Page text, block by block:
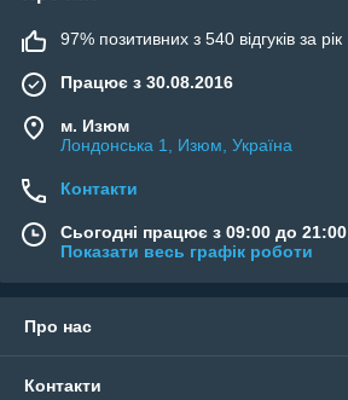
97% позитивних з 540 відгуків за рік
Працює з 30.08.2016
м. Изюм
Лондонська 1, Изюм, Україна
Контакти
Сьогодні працює з 09:00 до 21:00
Показати весь графік роботи
Про нас
Контакти